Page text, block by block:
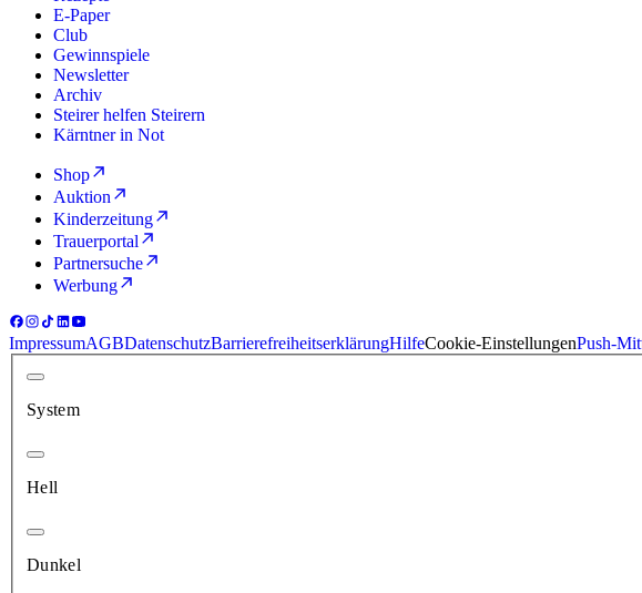
E-Paper
Club
Gewinnspiele
Newsletter
Archiv
Steirer helfen Steirern
Kärntner in Not
Shop
Auktion
Kinderzeitung
Trauerportal
Partnersuche
Werbung
ImpressumAGBDatenschutzBarrierefreiheitserklärungHilfeCookie-EinstellungenPush-
System
Hell
Dunkel